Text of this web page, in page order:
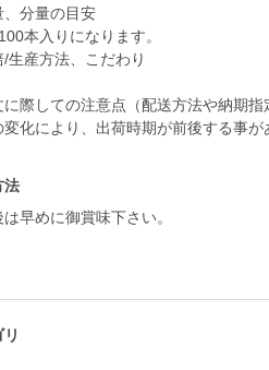
分量の目安
本入りになります。
生産方法、こだわり
際しての注意点（配送方法や納期指
法
早めに御賞味下さい。